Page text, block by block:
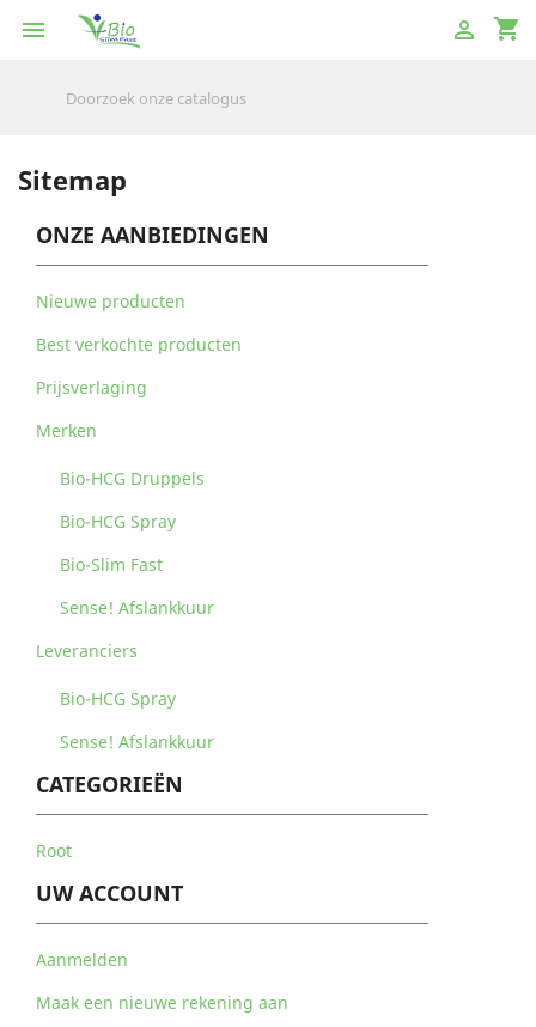
 shopping_cart

Sitemap
ONZE AANBIEDINGEN
Nieuwe producten
Best verkochte producten
Prijsverlaging
Merken
Bio-HCG Druppels
Bio-HCG Spray
Bio-Slim Fast
Sense! Afslankkuur
Leveranciers
Bio-HCG Spray
Sense! Afslankkuur
CATEGORIEËN
Root
UW ACCOUNT
Aanmelden
Maak een nieuwe rekening aan